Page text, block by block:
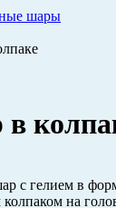
шары
в
с гелием в
на